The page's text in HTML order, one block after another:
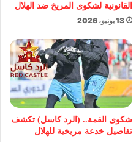
القانونية لشكوى المريخ ضد الهلال
13 يونيو، 2026
شكوى القمة.. (الرد كاسل) تكشف
تفاصيل خدعة مريخية للهلال